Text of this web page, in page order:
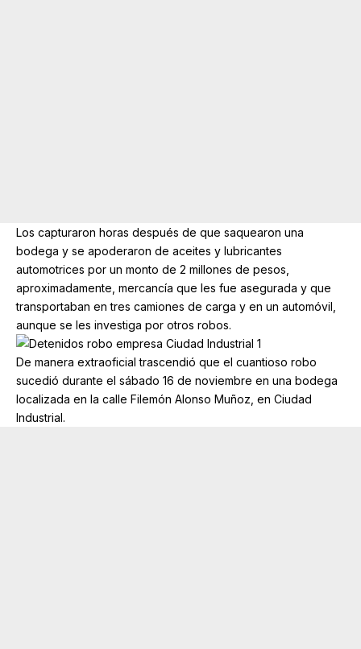
Los capturaron horas después de que saquearon una
bodega y se apoderaron de aceites y lubricantes
automotrices por un monto de 2 millones de pesos,
aproximadamente, mercancía que les fue asegurada y que
transportaban en tres camiones de carga y en un automóvil,
aunque se les investiga por otros robos.
De manera extraoficial trascendió que el cuantioso robo
sucedió durante el sábado 16 de noviembre en una bodega
localizada en la calle Filemón Alonso Muñoz, en Ciudad
Industrial.